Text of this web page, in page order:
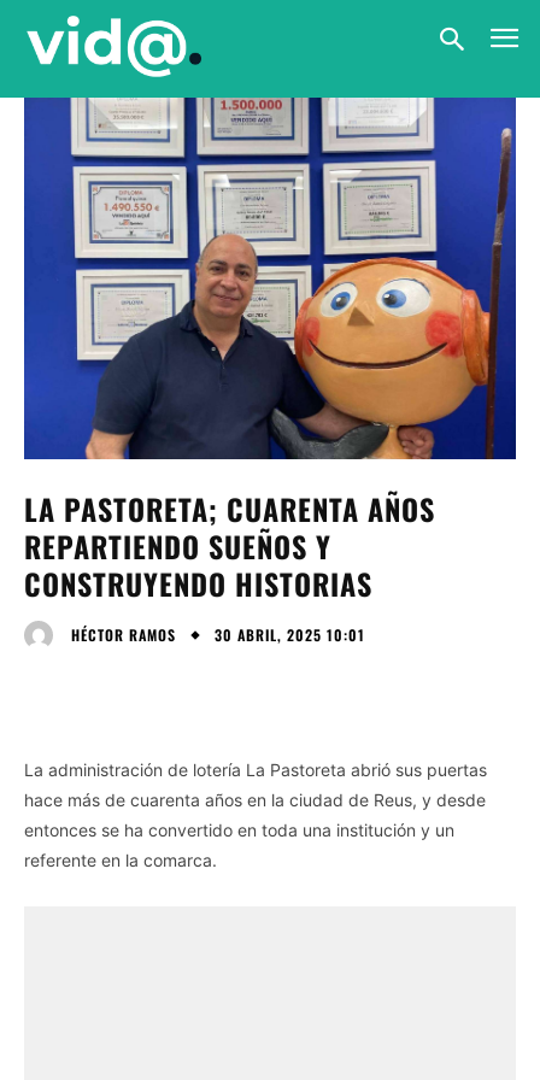
LA PASTORETA; CUARENTA AÑOS
REPARTIENDO SUEÑOS Y
CONSTRUYENDO HISTORIAS
HÉCTOR RAMOS 30 ABRIL, 2025 10:01
La administración de lotería La Pastoreta abrió sus puertas
hace más de cuarenta años en la ciudad de Reus, y desde
entonces se ha convertido en toda una institución y un
referente en la comarca.